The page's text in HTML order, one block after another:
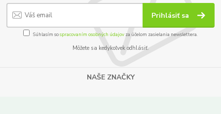
Prihlásiť sa
Súhlasím sospracovaním osobných údajov za účelom zasielania newslettera.
Môžete sa kedykoľvek odhlásiť.
NAŠE ZNAČKY